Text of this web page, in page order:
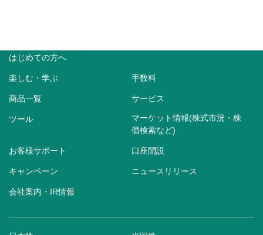
はじめての方へ
楽しむ・学ぶ 手数料
商品一覧 サービス
ツール
マーケット情報(株式市況・株
価検索など)
お客様サポート 口座開設
キャンペーン ニュースリリース
会社案内・IR情報